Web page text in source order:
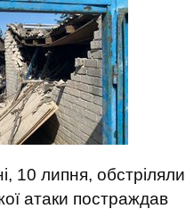
10 липня, обстріляли
атаки постраждав